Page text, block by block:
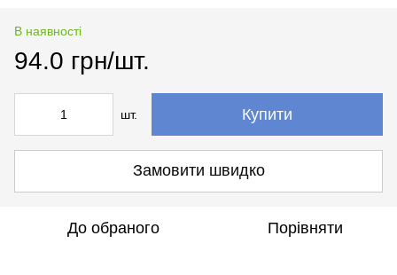
В наявності
94.0 грн/шт.
шт. Купити
Замовити швидко
До обраного Порівняти